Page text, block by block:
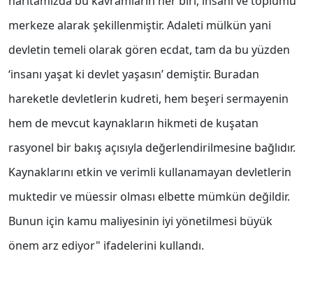
merkeze alarak şekillenmiştir. Adaleti mülkün yani
devletin temeli olarak gören ecdat, tam da bu yüzden
‘insanı yaşat ki devlet yaşasın’ demiştir. Buradan
hareketle devletlerin kudreti, hem beşeri sermayenin
hem de mevcut kaynakların hikmeti de kuşatan
rasyonel bir bakış açısıyla değerlendirilmesine bağlıdır.
Kaynaklarını etkin ve verimli kullanamayan devletlerin
muktedir ve müessir olması elbette mümkün değildir.
Bunun için kamu maliyesinin iyi yönetilmesi büyük
önem arz ediyor" ifadelerini kullandı.